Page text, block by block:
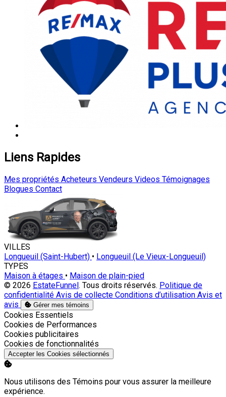
Liens Rapides
Mes propriétés Acheteurs Vendeurs Videos Témoignages
Blogues Contact
VILLES
Longueuil (Saint-Hubert) • Longueuil (Le Vieux-Longueuil)
TYPES
Maison à étages • Maison de plain-pied
© 2026 EstateFunnel. Tous droits réservés. Politique de
confidentialité Avis de collecte Conditions d’utilisation Avis et
avis
Gérer mes témoins
Activer
Cookies Essentiels
Activer
Cookies de Performances
Activer
Cookies publicitaires
Activer
Cookies de fonctionnalités
Accepter les Cookies sélectionnés
Nous utilisons des Témoins pour vous assurer la meilleure
expérience.